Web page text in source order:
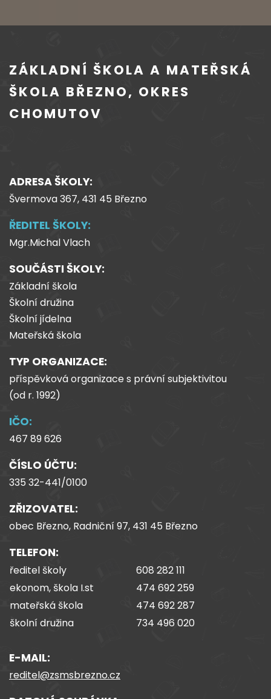
ZÁKLADNÍ ŠKOLA A MATEŘSKÁ
ŠKOLA BŘEZNO, OKRES
CHOMUTOV
ADRESA ŠKOLY:
Švermova 367, 431 45 Březno
ŘEDITEL ŠKOLY:
Mgr.Michal Vlach
SOUČÁSTI ŠKOLY:
Základní škola
Školní družina
Školní jídelna
Mateřská škola
TYP ORGANIZACE:
příspěvková organizace s právní subjektivitou
(od r. 1992)
IČO:
467 89 626
ČÍSLO ÚČTU:
335 32-441/0100
ZŘIZOVATEL:
obec Březno, Radniční 97, 431 45 Březno
TELEFON:
ředitel školy
608 282 111
ekonom, škola I.st
474 692 259
mateřská škola
474 692 287
školní družina
734 496 020
E-MAIL:
reditel@zsmsbrezno.cz